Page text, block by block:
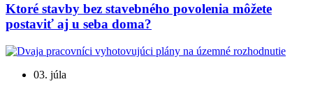
Ktoré stavby bez stavebného povolenia môžete
postaviť aj u seba doma?
03. júla